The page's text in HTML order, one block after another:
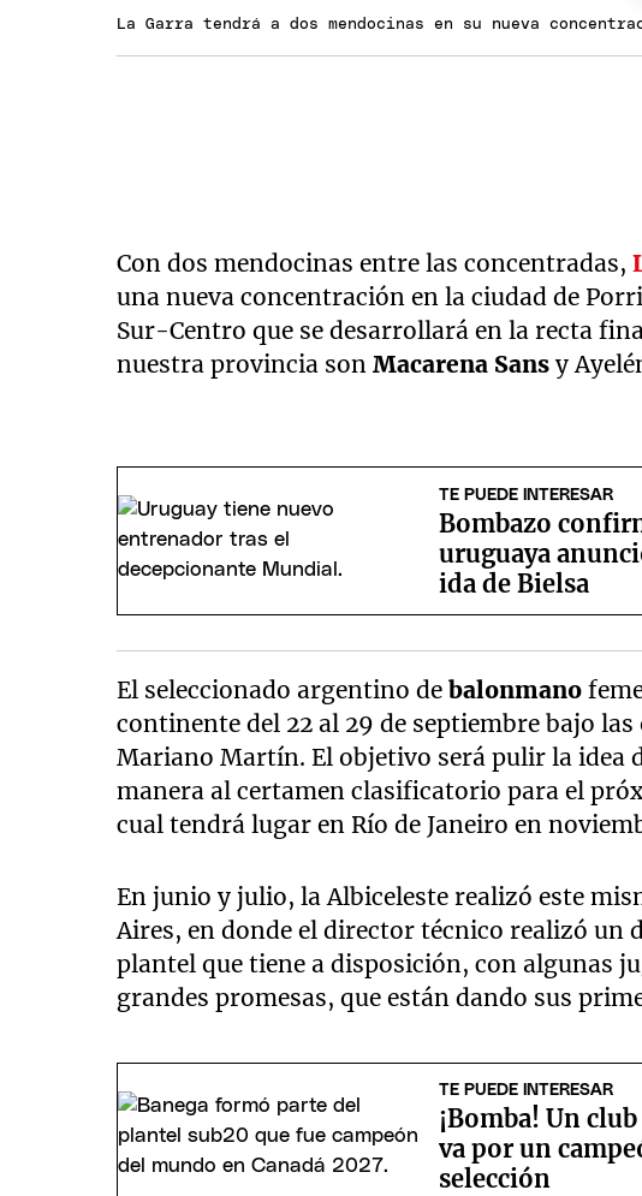
La Garra tendrá a dos mendocinas en su nueva
Con dos mendocinas entre las concentradas,
una nueva concentración en la ciudad de
Sur-Centro que se desarrollará en la recta
nuestra provincia sonMacarena Sans y
TE PUEDE INTERESAR
Bombazo
uruguaya
ida de Bielsa
El seleccionado argentino debalonmano
continente del 22 al 29 de septiembre bajo
Mariano Martín. El objetivo será pulir la idea
manera al certamen clasificatorio para el
cual tendrá lugar en Río de Janeiro en
En junio y julio, la Albiceleste realizó este
Aires, en donde el director técnico realizó
plantel que tiene a disposición, con algunas
grandes promesas, que están dando sus
TE PUEDE INTERESAR
¡Bomba! Un
va por un
selección